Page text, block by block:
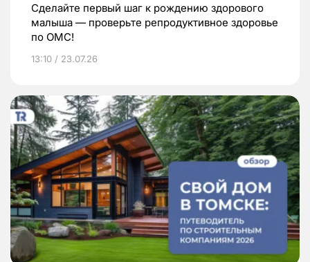
Сделайте первый шаг к рождению здорового
малыша — проверьте репродуктивное здоровье
по ОМС!
13:10 / 23.07.26